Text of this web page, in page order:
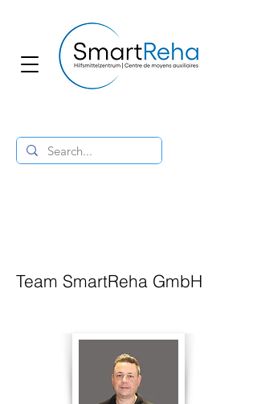
Team SmartReha GmbH